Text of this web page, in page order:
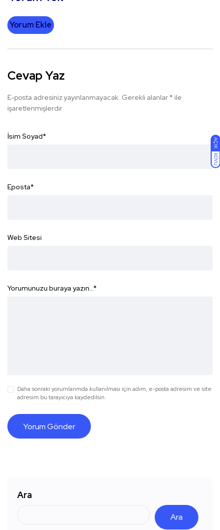
AÇIK
KOYU
Yorum Ekle
Cevap Yaz
E-posta adresiniz yayınlanmayacak. Gerekli alanlar * ile
işaretlenmişlerdir
İsim Soyad*
Eposta*
Web Sitesi
Yorumunuzu buraya yazın...*
Daha sonraki yorumlarımda kullanılması için adım, e-posta adresim ve site
adresim bu tarayıcıya kaydedilsin.
Ara
Ara